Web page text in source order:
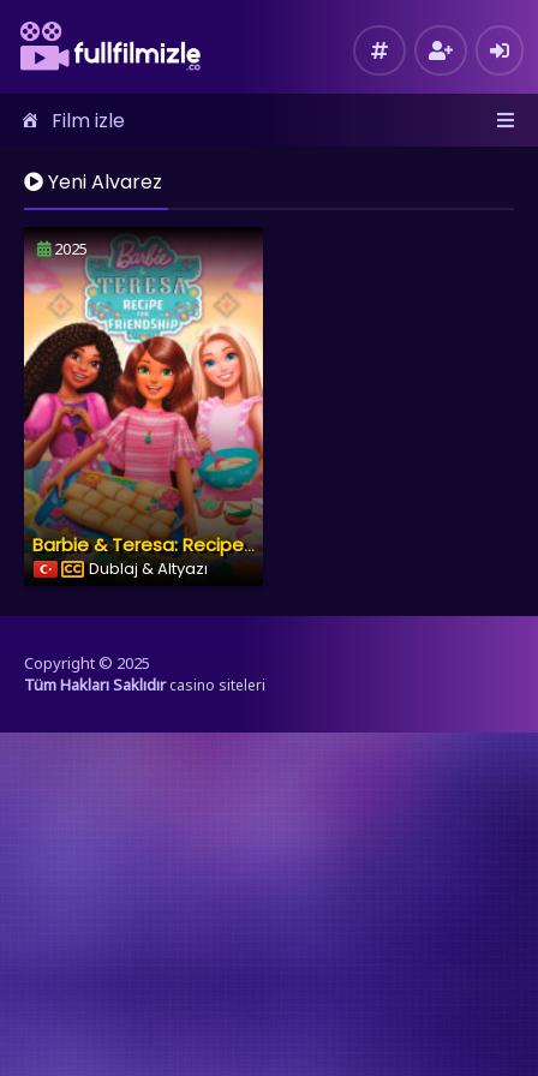
Film izle
Yeni Alvarez
2025
Barbie & Teresa: Recipe for Friendship
Dublaj & Altyazı
Copyright © 2025
Tüm Hakları Saklıdır casino siteleri